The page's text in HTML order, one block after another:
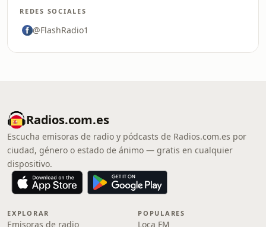
REDES SOCIALES
@FlashRadio1
Radios.com.es
Escucha emisoras de radio y pódcasts de Radios.com.es por
ciudad, género o estado de ánimo — gratis en cualquier
dispositivo.
EXPLORAR
Emisoras de radio
POPULARES
Loca FM